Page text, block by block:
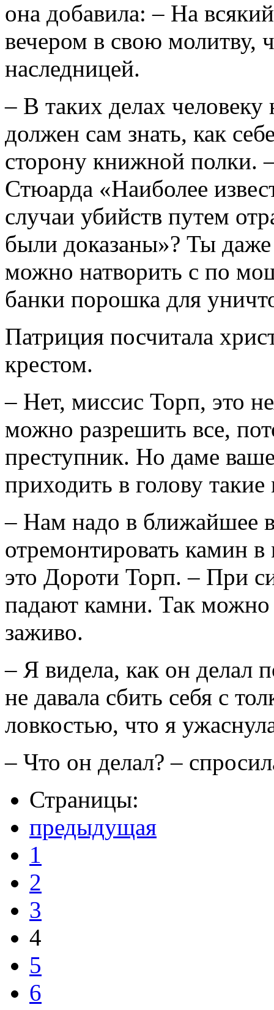
она добавила: – На
вечером в свою молитву,
наследницей.
– В таких делах
должен сам знать, как
сторону книжной полки.
Стюарда «Наиболее
случаи убийств путем
были доказаны»? Ты даже
можно натворить с по
банки порошка для
Патриция посчитала
крестом.
– Нет, миссис Торп, это
можно разрешить все,
преступник. Но даме
приходить в голову
– Нам надо в ближайшее
отремонтировать камин
это Дороти Торп. – При
падают камни. Так
заживо.
– Я видела, как он делал
не давала сбить себя с
ловкостью, что я
– Что он делал? –
Страницы:
предыдущая
1
2
3
4
5
6